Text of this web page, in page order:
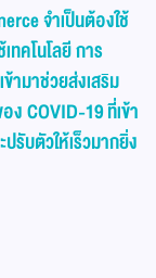
จำเป็นต้องใช้
ทคโนโลยี การ
ามาช่วยส่งเสริม
COVID-19 ที่เข้า
รับตัวให้เร็วมากยิ่ง